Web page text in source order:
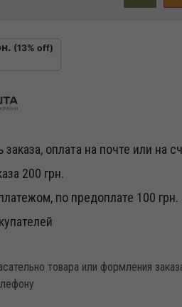
(13% off)
оплата на почте или на
200 грн.
по предоплате 100 грн.
товара или формления